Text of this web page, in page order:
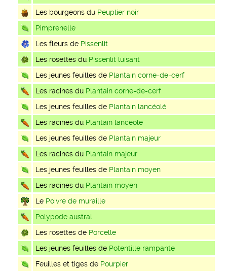
Les bourgeons du Peuplier noir
Pimprenelle
Les fleurs de Pissenlit
Les rosettes du Pissenlit luisant
Les jeunes feuilles de Plantain corne-de-cerf
Les racines du Plantain corne-de-cerf
Les jeunes feuilles de Plantain lancéolé
Les racines du Plantain lancéolé
Les jeunes feuilles de Plantain majeur
Les racines du Plantain majeur
Les jeunes feuilles de Plantain moyen
Les racines du Plantain moyen
Le Poivre de muraille
Polypode austral
Les rosettes de Porcelle
Les jeunes feuilles de Potentille rampante
Feuilles et tiges de Pourpier